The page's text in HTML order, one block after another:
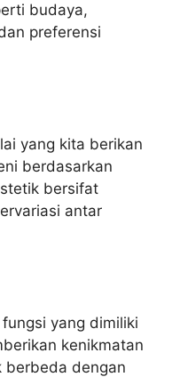
budaya,
preferensi
yang kita berikan
berdasarkan
bersifat
antar
yang dimiliki
kenikmatan
berbeda dengan